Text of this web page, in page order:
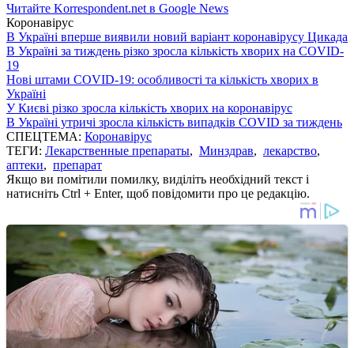
Читайте Korrespondent.net в Google News
Коронавірус
В Україні вперше виявили новий варіант коронавірусу Цикада
В Україні за тиждень різко зросла кількість хворих на COVID-
19
Нові штами COVID-19: особливості та кількість хворих в
Україні
У Києві різко зросла кількість хворих на коронавірус
В Україні утричі зросла кількість випадків COVID за тиждень
СПЕЦТЕМА: Коронавірус
ТЕГИ: Лекарственные препараты, Минздрав, лекарство,
аптеки, препарат
Якщо ви помітили помилку, виділіть необхідний текст і
натисніть Ctrl + Enter, щоб повідомити про це редакцію.